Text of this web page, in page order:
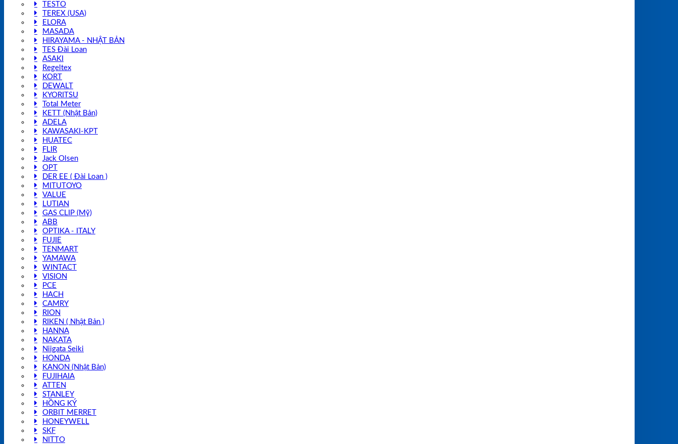
TESTO
TEREX (USA)
ELORA
MASADA
HIRAYAMA - NHẬT BẢN
TES Đài Loan
ASAKI
Regeltex
KORT
DEWALT
KYORITSU
Total Meter
KETT (Nhật Bản)
ADELA
KAWASAKI-KPT
HUATEC
FLIR
Jack Olsen
OPT
DER EE ( Đài Loan )
MITUTOYO
VALUE
LUTIAN
GAS CLIP (Mỹ)
ABB
OPTIKA - ITALY
FUJIE
TENMART
YAMAWA
WINTACT
VISION
PCE
HACH
CAMRY
RION
RIKEN ( Nhật Bản )
HANNA
NAKATA
Niigata Seiki
HONDA
KANON (Nhật Bản)
FUJIHAIA
ATTEN
STANLEY
HỒNG KÝ
ORBIT MERRET
HONEYWELL
SKF
NITTO